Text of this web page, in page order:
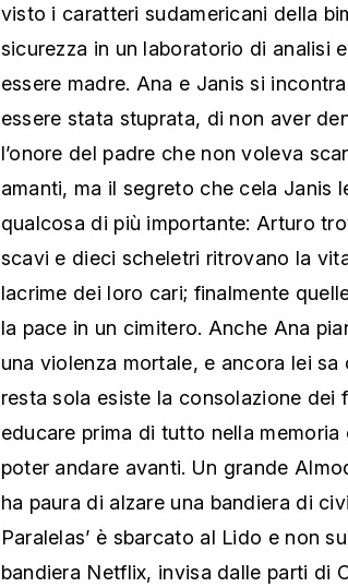
visto i caratteri sudamericani della
sicurezza in un laboratorio di analisi
essere madre. Ana e Janis si
essere stata stuprata, di non aver
l’onore del padre che non voleva
amanti, ma il segreto che cela Janis
qualcosa di più importante: Arturo
scavi e dieci scheletri ritrovano la
lacrime dei loro cari; finalmente
la pace in un cimitero. Anche Ana
una violenza mortale, e ancora lei sa
resta sola esiste la consolazione dei
educare prima di tutto nella
poter andare avanti. Un grande
ha paura di alzare una bandiera di
Paralelas’ è sbarcato al Lido e non
bandiera Netflix, invisa dalle parti di